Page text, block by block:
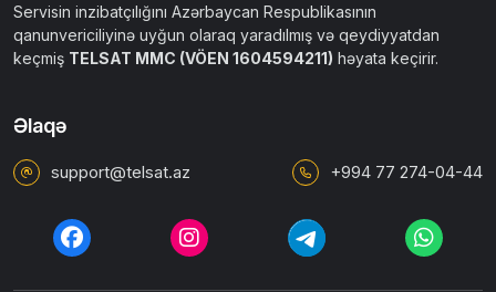
Servisin inzibatçılığını Azərbaycan Respublikasının
qanunvericiliyinə uyğun olaraq yaradılmış və qeydiyyatdan
keçmiş TELSAT MMC (VÖEN 1604594211) həyata keçirir.
Əlaqə
support@telsat.az +994 77 274-04-44